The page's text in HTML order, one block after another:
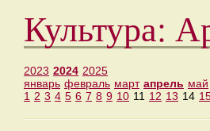
Культура:
2023 2024 2025
январь февраль март апрель май
1 2 3 4 5 6 7 8 9 10 11 12 13 14